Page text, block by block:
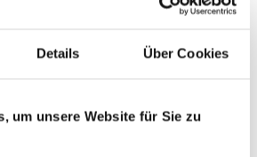
Details Über Cookies
um unsere Website für Sie zu
Für registrierte
Nutzer